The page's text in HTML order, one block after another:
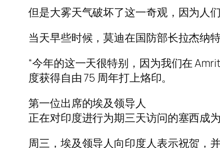
但是大雾天气破坏了这一奇观，因为人
当天早些时候，莫迪在国防部长拉杰纳
“今年的这一天很特别，因为我们在
度获得自由 75 周年打上烙印。
第一位出席的埃及领导人
正在对印度进行为期三天访问的塞西成
周三，埃及领导人向印度人表示祝贺，